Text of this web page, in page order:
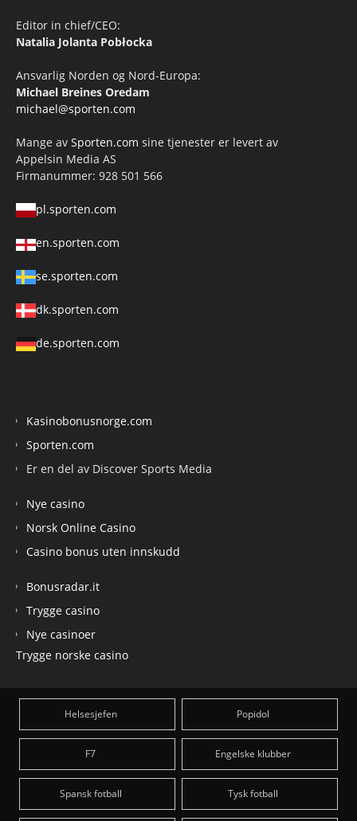
Editor in chief/CEO:
Natalia Jolanta Pobłocka
Ansvarlig Norden og Nord-Europa:
Michael Breines Oredam
michael@sporten.com
Mange av Sporten.com sine tjenester er levert av
Appelsin Media AS
Firmanummer: 928 501 566
pl.sporten.com
en.sporten.com
se.sporten.com
dk.sporten.com
de.sporten.com
Kasinobonusnorge.com
Sporten.com
Er en del av Discover Sports Media
Nye casino
Norsk Online Casino
Casino bonus uten innskudd
Bonusradar.it
Trygge casino
Nye casinoer
Trygge norske casino
Helsesjefen Popidol
F7 Engelske klubber
Spansk fotball Tysk fotball